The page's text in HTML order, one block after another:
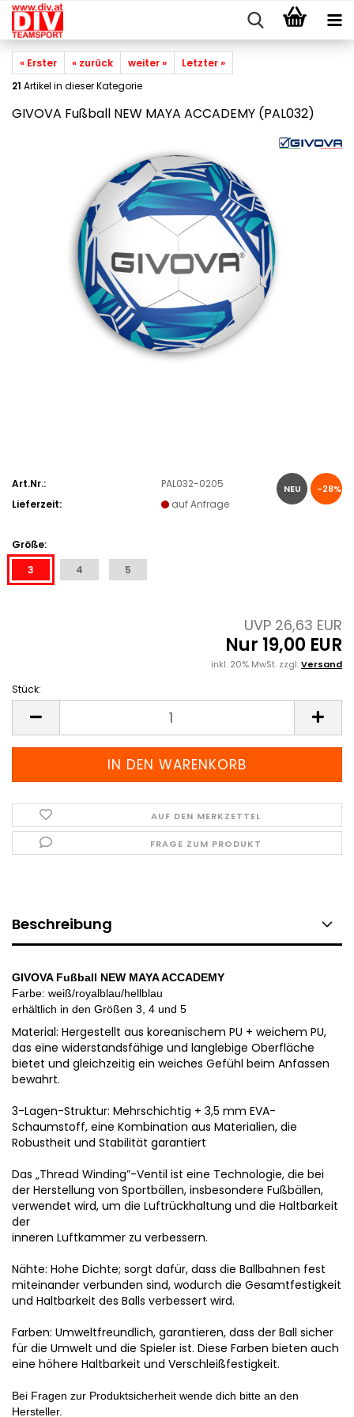
« Erster « zurück weiter »
Letzter »
21 Artikel in dieser Kategorie
GIVOVA Fußball NEW MAYA ACCADEMY (PAL032)
NEU -28%
Art.Nr.:
PAL032-0205
Lieferzeit:
auf Anfrage
Größe:
3
4 5
UVP 26,63 EUR
Nur 19,00 EUR
inkl. 20% MwSt. zzgl.Versand
Stück:
AUF DEN MERKZETTEL
FRAGE ZUM PRODUKT
Beschreibung
GIVOVA Fußball NEW MAYA ACCADEMY
Farbe: weiß/royalblau/hellblau
erhältlich in den Größen 3, 4 und 5
Material: Hergestellt aus koreanischem PU + weichem PU,
das eine widerstandsfähige und langlebige Oberfläche
bietet und gleichzeitig ein weiches Gefühl beim Anfassen
bewahrt.
3-Lagen-Struktur: Mehrschichtig + 3,5 mm EVA-
Schaumstoff, eine Kombination aus Materialien, die
Robustheit und Stabilität garantiert
Das „Thread Winding”-Ventil ist eine Technologie, die bei
der Herstellung von Sportbällen, insbesondere Fußbällen,
verwendet wird, um die Luftrückhaltung und die Haltbarkeit
der
inneren Luftkammer zu verbessern.
Nähte: Hohe Dichte; sorgt dafür, dass die Ballbahnen fest
miteinander verbunden sind, wodurch die Gesamtfestigkeit
und Haltbarkeit des Balls verbessert wird.
Farben: Umweltfreundlich, garantieren, dass der Ball sicher
für die Umwelt und die Spieler ist. Diese Farben bieten auch
eine höhere Haltbarkeit und Verschleißfestigkeit.
Bei Fragen zur Produktsicherheit wende dich bitte an den
Hersteller.